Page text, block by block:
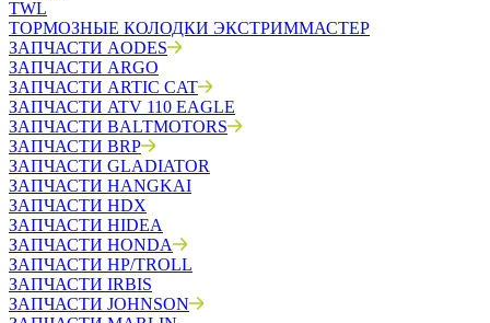
TWL
ТОРМОЗНЫЕ КОЛОДКИ ЭКСТРИММАСТЕР
ЗАПЧАСТИ AODES
ЗАПЧАСТИ ARGO
ЗАПЧАСТИ ARTIC CAT
ЗАПЧАСТИ ATV 110 EAGLE
ЗАПЧАСТИ BALTMOTORS
ЗАПЧАСТИ BRP
ЗАПЧАСТИ GLADIATOR
ЗАПЧАСТИ HANGKAI
ЗАПЧАСТИ HDX
ЗАПЧАСТИ HIDEA
ЗАПЧАСТИ HONDA
ЗАПЧАСТИ HP/TROLL
ЗАПЧАСТИ IRBIS
ЗАПЧАСТИ JOHNSON